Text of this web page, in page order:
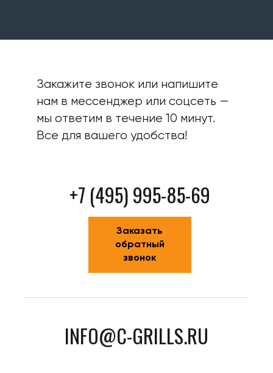
Закажите звонок или напишите
нам в мессенджер или соцсеть —
мы ответим в течение 10 минут.
Все для вашего удобства!
+7 (495) 995-85-69
Заказать
обратный
звонок
INFO@C-GRILLS.RU